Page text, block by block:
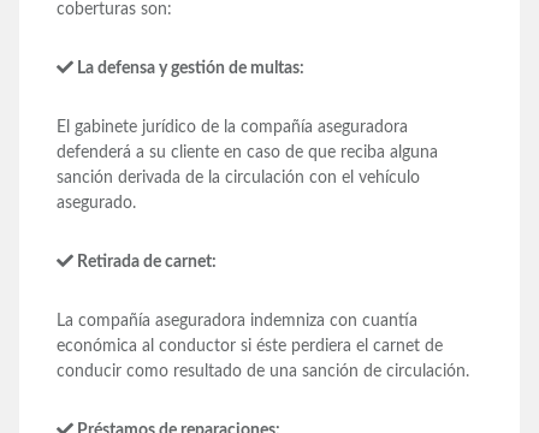
coberturas son:
La defensa y gestión de multas:
El gabinete jurídico de la compañía aseguradora
defenderá a su cliente en caso de que reciba alguna
sanción derivada de la circulación con el vehículo
asegurado.
Retirada de carnet:
La compañía aseguradora indemniza con cuantía
económica al conductor si éste perdiera el carnet de
conducir como resultado de una sanción de circulación.